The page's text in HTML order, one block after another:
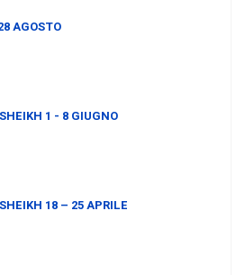
AGOSTO
1 - 8 GIUGNO
18 – 25 APRILE